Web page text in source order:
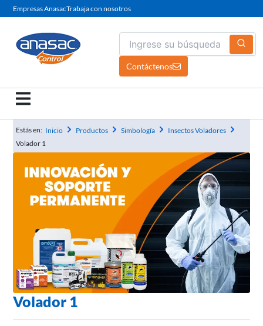
al
Empresas AnasacTrabaja con nosotros
Contáctenos
Estás en: Inicio Productos Simbología
Insectos Voladores
Volador 1
Volador 1